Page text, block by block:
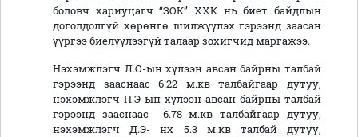
боловч хариуцагч “ЗОК” ХХК нь биет байдлын
доголдолгүй хөрөнгө шилжүүлэх гэрээнд заасан
үүргээ биелүүлээгүй талаар зохигчид маргажээ.
Нэхэмжлэгч Л.О-ын хүлээн авсан байрны талбай
гэрээнд зааснаас 6.22 м.кв талбайгаар дутуу,
нэхэмжлэгч П.Э-ын хүлээн авсан байрны талбай
гэрээнд зааснаас 6.78 м.кв талбайгаар дутуу,
нэхэмжлэгч Д.Э- нх 5.3 м.кв талбай дутуу,